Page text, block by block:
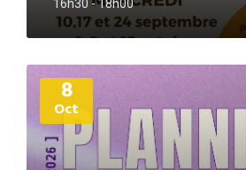
16h30 - 18h00
8
Oct
Plus
d'informations